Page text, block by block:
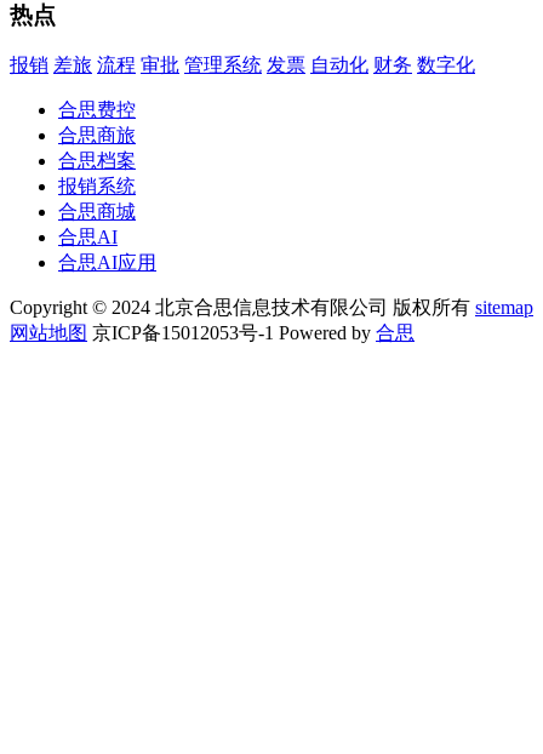
热点
报销 差旅 流程 审批 管理系统 发票 自动化 财务 数字化
合思费控
合思商旅
合思档案
报销系统
合思商城
合思AI
合思AI应用
Copyright © 2024 北京合思信息技术有限公司 版权所有 sitemap
网站地图 京ICP备15012053号-1 Powered by 合思